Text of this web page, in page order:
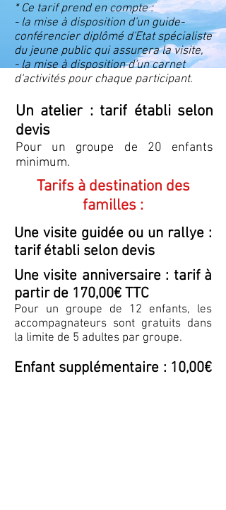
* Ce tarif prend en compte :
- la mise à disposition d'un guide-
conférencier diplômé d'Etat spécialiste
du jeune public qui assurera la visite,
- la mise à disposition d'un carnet
d'activités pour chaque participant.
Un atelier : tarif établi selon
devis
Pour un groupe de 20 enfants
minimum.
Tarifs à destination des
familles :
Une visite guidée ou un rallye :
tarif établi selon devis
Une visite anniversaire : tarif à
partir de 170,00€ TTC
Pour un groupe de 12 enfants, les
accompagnateurs sont gratuits dans
la limite de 5 adultes par groupe.
Enfant supplémentaire : 10,00€